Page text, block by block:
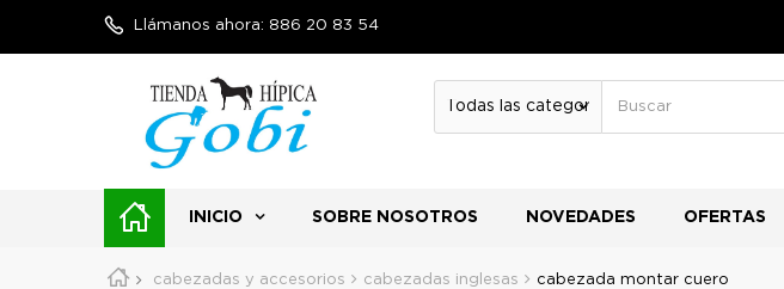
Llámanos ahora: 886 20 83 54
INICIO SOBRE NOSOTROS NOVEDADES OFERTAS
cabezadas y accesorios cabezadas inglesas cabezada montar cuero